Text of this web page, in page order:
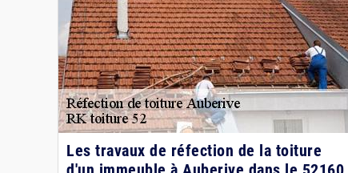
Les travaux de réfection de la toiture